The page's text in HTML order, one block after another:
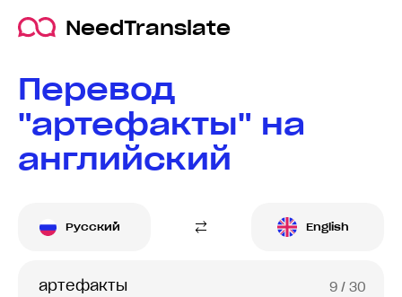
NeedTranslate
Перевод
"артефакты" на
английский
Русский English
9 / 30